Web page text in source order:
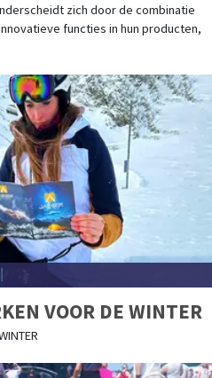
zich door de combinatie
functies in hun producten,
VOOR DE WINTER